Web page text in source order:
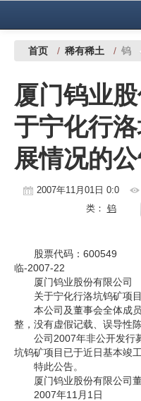
中国有色金属报社主办 广告服务
铜镍铅锌
铝
稀有稀土
有色市场
地矿 建设
党建工作
企业文化
《资源再生》杂志
行情报价
首页 / 稀有稀土 / 钨
厦门钨业
于宁化行
展情况的
2007年11月01日 0:0
类： 钨
股票代码：600549 股
临-2007-22
厦门钨业股份有限公司
关于宁化行洛坑钨矿项目
本公司及董事会全体成员
整，没有虚假记载、误导性
公司2007年非公开发行
坑钨矿项目已于近日基本竣
特此公告。
厦门钨业股份有限公司
2007年11月1日